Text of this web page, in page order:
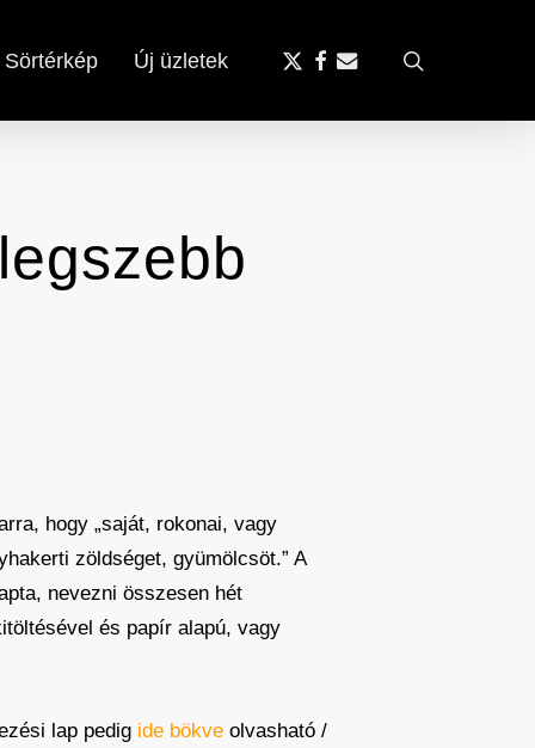
Sörtérkép Új üzletek
x-
facebook
email
hogy „saját, rokonai, vagy
zöldséget, gyümölcsöt.” A
nevezni összesen hét
és papír alapú, vagy
lap pedig ide bökve olvasható /